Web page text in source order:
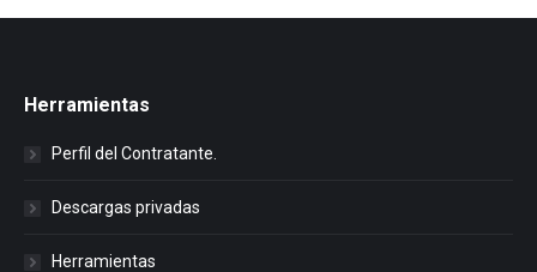
Herramientas
Perfil del Contratante.
Descargas privadas
Herramientas